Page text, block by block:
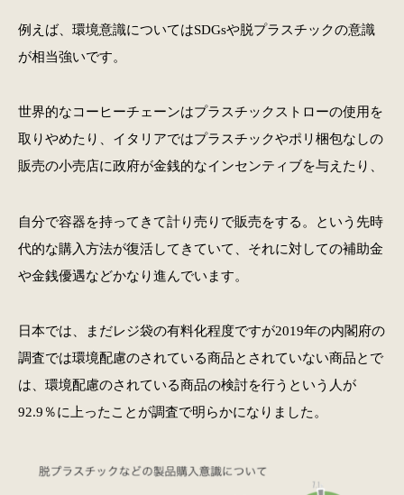
例えば、環境意識についてはSDGsや脱プラスチックの意識
が相当強いです。
世界的なコーヒーチェーンはプラスチックストローの使用を
取りやめたり、イタリアではプラスチックやポリ梱包なしの
販売の小売店に政府が金銭的なインセンティブを与えたり、
自分で容器を持ってきて計り売りで販売をする。という先時
代的な購入方法が復活してきていて、それに対しての補助金
や金銭優遇などかなり進んでいます。
日本では、まだレジ袋の有料化程度ですが2019年の内閣府の
調査では環境配慮のされている商品とされていない商品とで
は、環境配慮のされている商品の検討を行うという人が
92.9％に上ったことが調査で明らかになりました。